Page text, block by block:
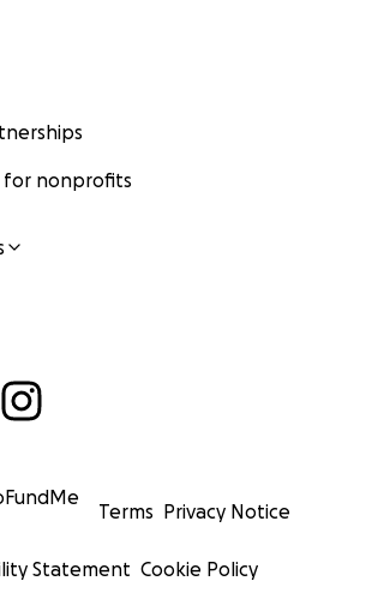
for nonprofits
Terms Privacy Notice
Statement Cookie Policy